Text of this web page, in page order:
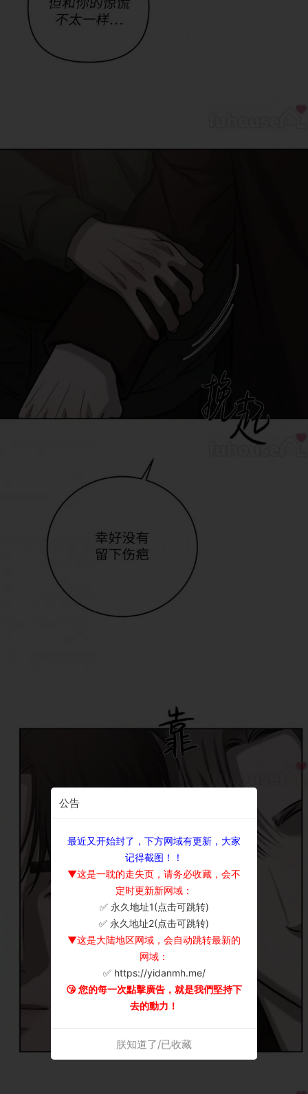
公告
最近又开始封了，下方网域有更新，大家
记得截图！！
▼这是一耽的走失页，请务必收藏，会不
定时更新新网域：
✅ 永久地址1(点击可跳转)
✅ 永久地址2(点击可跳转)
▼这是大陆地区网域，会自动跳转最新的
网域：
✅ https://yidanmh.me/
😘 您的每一次點擊廣告，就是我們堅持下
去的動力！
朕知道了/已收藏